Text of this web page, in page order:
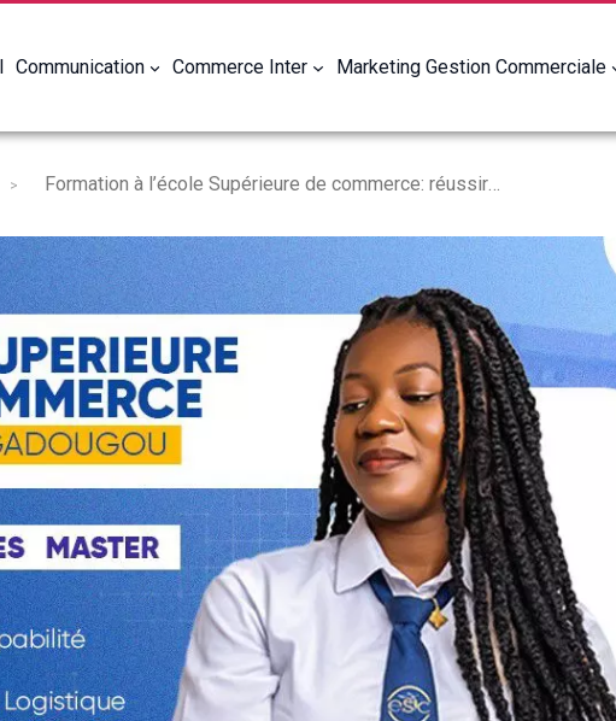
Communication Commerce Inter Marketing Gestion Commerciale